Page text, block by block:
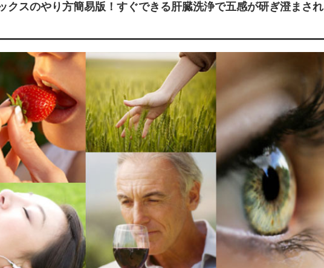
クスのやり方簡易版！すぐできる肝臓洗浄で五感が研ぎ澄まされ